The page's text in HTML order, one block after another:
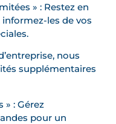
» : Restez en
les de vos
nous
supplémentaires
» : Gérez
pour un